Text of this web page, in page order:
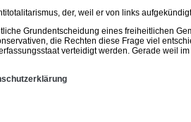
der, weil er von links
Grundentscheidung eines freiheitlichen
die Rechten diese Frage viel
verteidigt werden. Gerade